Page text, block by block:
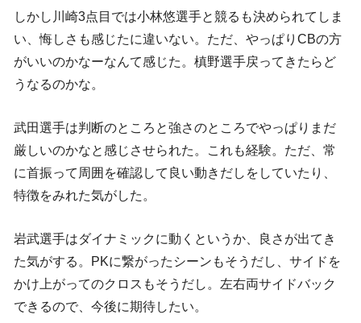
しかし川崎3点目では小林悠選手と競るも決められてしま
い、悔しさも感じたに違いない。ただ、やっぱりCBの方
がいいのかなーなんて感じた。槙野選手戻ってきたらど
うなるのかな。
武田選手は判断のところと強さのところでやっぱりまだ
厳しいのかなと感じさせられた。これも経験。ただ、常
に首振って周囲を確認して良い動きだしをしていたり、
特徴をみれた気がした。
岩武選手はダイナミックに動くというか、良さが出てき
た気がする。PKに繋がったシーンもそうだし、サイドを
かけ上がってのクロスもそうだし。左右両サイドバック
できるので、今後に期待したい。